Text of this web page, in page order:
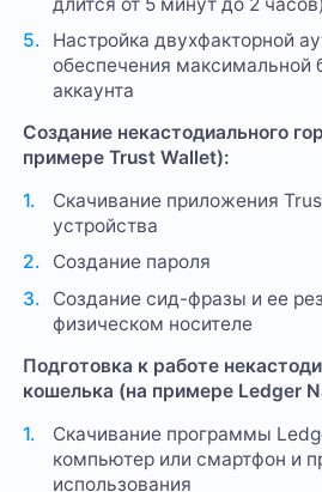
Настройка двухфакторной
обеспечения максимальной
аккаунта
Создание некастодиального
примере Trust Wallet):
Скачивание приложения
устройства
Создание пароля
Создание сид-фразы и ее
физическом носителе
Подготовка к работе
кошелька (на примере Ledger
Скачивание программы
компьютер или смартфон и
использования